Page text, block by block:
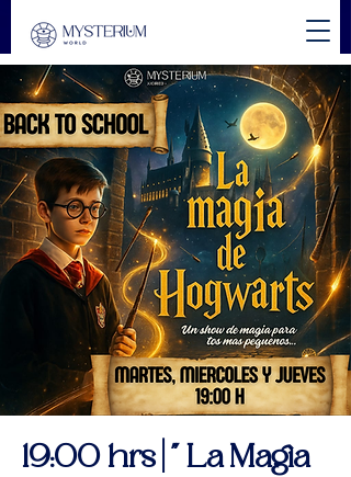
19:00 hrs | " La Magia